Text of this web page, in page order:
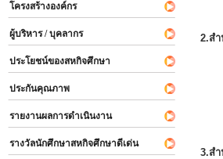
โครงสร้างองค์กร
ผู้บริหาร / บุคลากร
ประโยชน์ของสหกิจศึกษา
ประกันคุณภาพ
รายงานผลการดำเนินงาน
รางวัลนักศึกษาสหกิจศึกษาดีเด่น
2.ส
3.ส